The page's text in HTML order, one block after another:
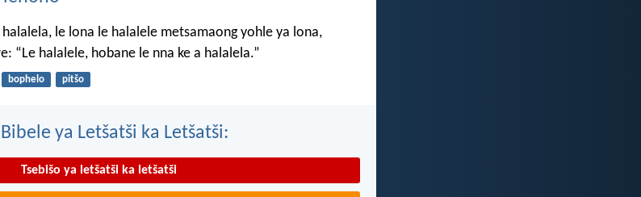
le lona le halalele metsamaong yohle ya lona,
“Le halalele, hobane le nna ke a halalela.”
bophelo pitšo
ya Letšatši ka Letšatši:
Tsebišo ya letšatši ka letšatši